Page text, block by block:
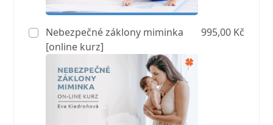
Nebezpečné záklony miminka
[online kurz]
995,00 Kč